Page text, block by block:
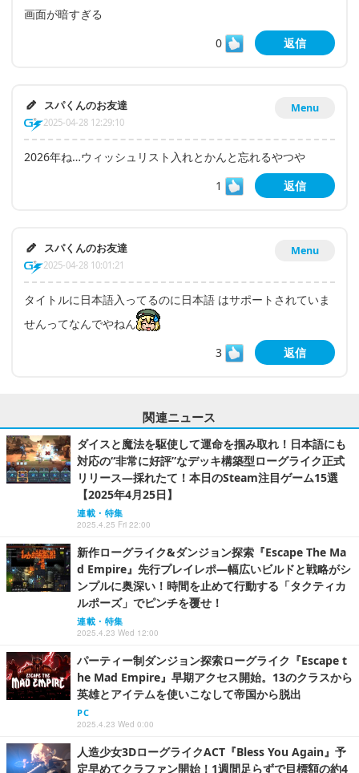
画面が暗すぎる
0
返信
Menu
スパくんのお友達
2025-04-28 12:29:10
2026年ね…ウィッシュリスト入れとかんと忘れるやつや
1
返信
Menu
スパくんのお友達
2025-04-28 10:01:21
タイトルに日本語入ってるのに日本語 はサポートされていま
せんってなんでやねん
3
返信
関連ニュース
ダイスと魔法を駆使して運命を掴み取れ！日本語にも
対応の“非常に好評”なデッキ構築型ローグライク正式
リリース―採れたて！本日のSteam注目ゲーム15選
【2025年4月25日】
連載・特集
2025.4.25 Fri 22:00
新作ローグライク&ダンジョン探索『Escape The Ma
d Empire』先行プレイレポ―幅広いビルドと戦略がシ
ンプルに奥深い！時間を止めて行動する「タクティカ
ルポーズ」でピンチを覆せ！
連載・特集
2025.4.23 Wed 12:00
パーティー制ダンジョン探索ローグライク『Escape t
he Mad Empire』早期アクセス開始。13のクラスから
英雄とアイテムを使いこなして帝国から脱出
PC
2025.4.23 Wed 0:00
人造少女3DローグライクACT『Bless You Again』予
定早めてクラファン開始！1週間足らずで目標額の約4